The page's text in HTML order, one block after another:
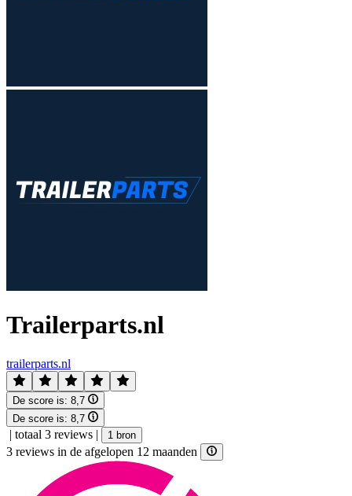
Trailerparts.nl
trailerparts.nl
De score is: 8,7
De score is: 8,7
| totaal 3 reviews | 1 bron
3 reviews in de afgelopen 12 maanden